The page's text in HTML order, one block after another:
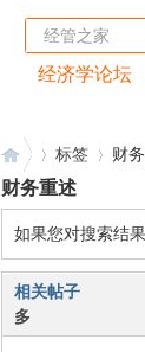
经济学论坛
经 ›
标签
›
财
财务重述
如果您对搜索结
相关帖子
多